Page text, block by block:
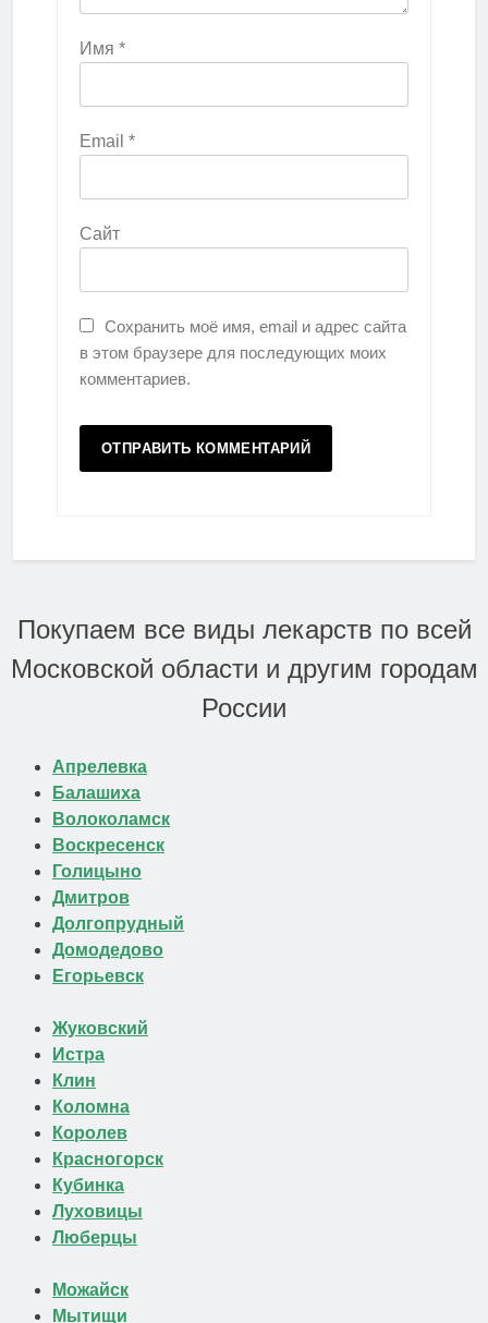
Имя *
Email *
Сайт
Сохранить моё имя, email и адрес сайта
в этом браузере для последующих моих
комментариев.
Покупаем все виды лекарств по всей
Московской области и другим городам
России
Апрелевка
Балашиха
Волоколамск
Воскресенск
Голицыно
Дмитров
Долгопрудный
Домодедово
Егорьевск
Жуковский
Истра
Клин
Коломна
Королев
Красногорск
Кубинка
Луховицы
Люберцы
Можайск
Мытищи